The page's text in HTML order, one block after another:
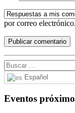
por correo
Español
Eventos